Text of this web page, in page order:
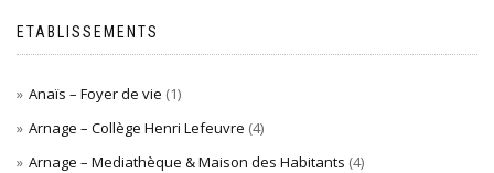
ETABLISSEMENTS
Anaïs – Foyer de vie (1)
Arnage – Collège Henri Lefeuvre (4)
Arnage – Mediathèque & Maison des Habitants (4)